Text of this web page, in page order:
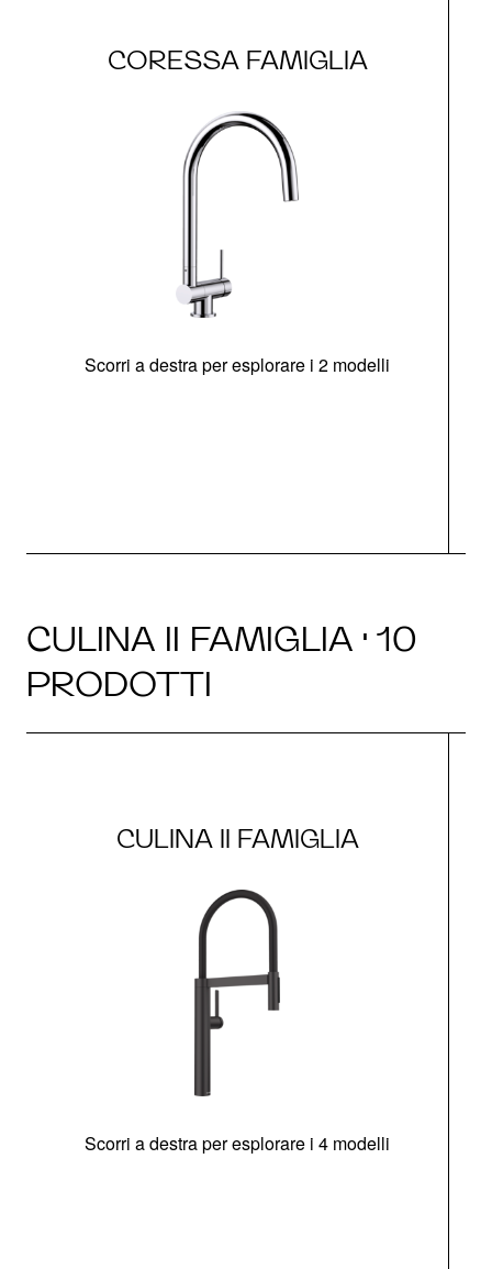
CORESSA FAMIGLIA
Scorri a destra per esplorare i 2 modelli
CULINA II FAMIGLIA · 10
PRODOTTI
CULINA II FAMIGLIA
Scorri a destra per esplorare i 4 modelli